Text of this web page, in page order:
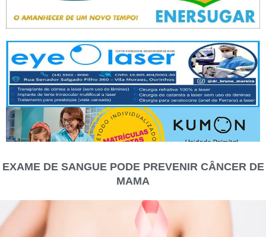
EXAME DE SANGUE PODE PREVENIR CÂNCER DE
MAMA